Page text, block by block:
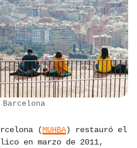
Barcelona
(MUHBA) restauró el
en marzo de 2011,